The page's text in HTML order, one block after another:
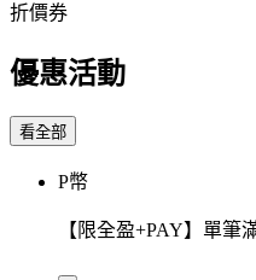
折價券
優惠活動
看全部
P幣
【限全盈+PAY】單筆